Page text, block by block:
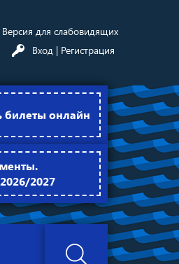
Версия для слабовидящих
Вход | Регистрация
билеты онлайн
2027